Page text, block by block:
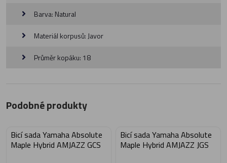
Barva: Natural
Materiál korpusů: Javor
Průměr kopáku: 18
Podobné produkty
Bicí sada Yamaha Absolute
Maple Hybrid AMJAZZ GCS
Bicí sada Yamaha Absolute
Maple Hybrid AMJAZZ JGS